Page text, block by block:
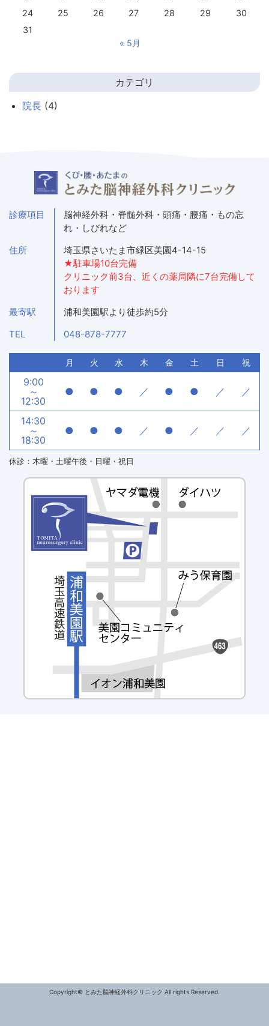
24
25 26 27 28 29
30
31
« 5月
カテゴリ
院長 (4)
診療項目
脳神経外科・脊髄外科・頭痛・腰痛・もの忘
れ・しびれなど
住所
埼玉県さいたま市緑区美園4-14-15
★駐車場10台完備
クリニック前3台、近くの薬局隣に7台完備して
おります
最寄駅
浦和美園駅より徒歩約5分
TEL
048-878-7777
月 火 水 木 金 土 日 祝
9:00
～
12:30
● ● ● ／ ● ● ／ ／
14:30
～
18:30
● ● ● ／ ● ／ ／ ／
休診：木曜・土曜午後・日曜・祝日
Copyright© とみた脳神経外科クリニック All rights Reserved.